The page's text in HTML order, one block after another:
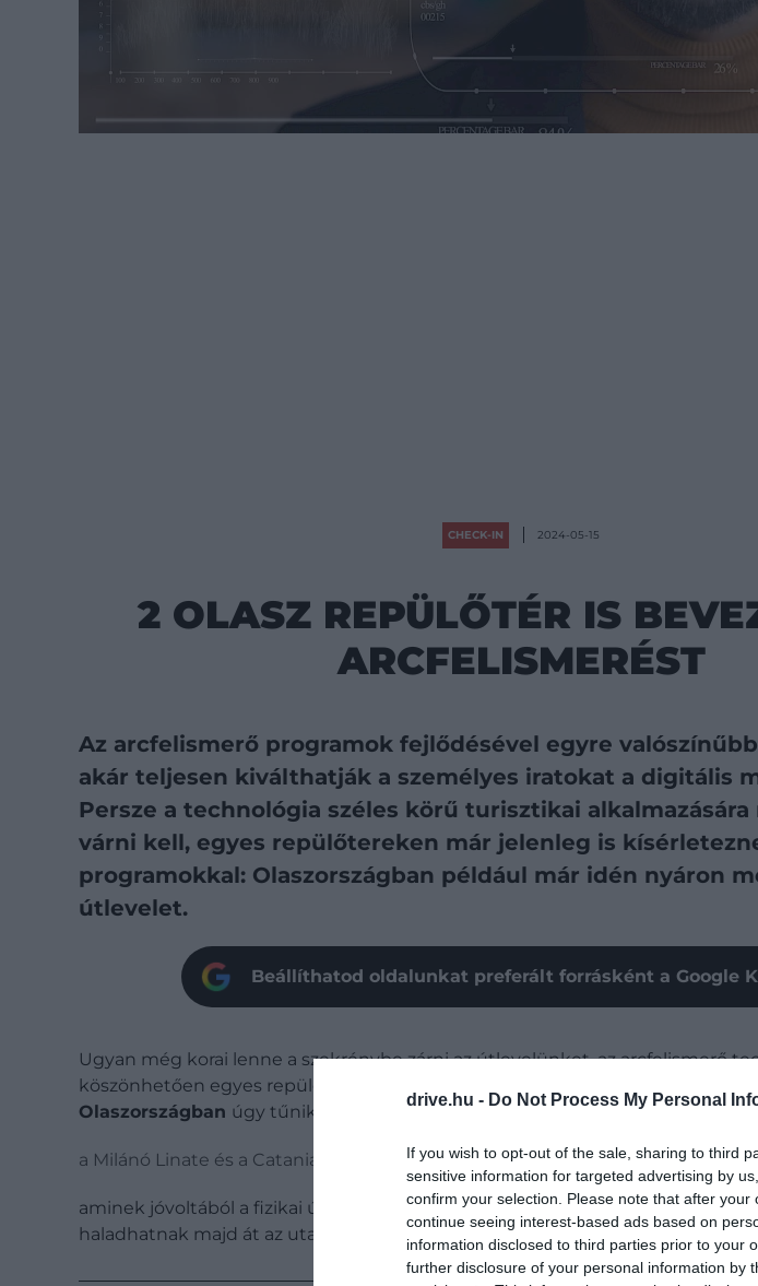
drive.hu - Do Not Process My Personal
If you wish to opt-out of the sale, sharing to third
sensitive information for targeted advertising by
confirm your selection. Please note that after
continue seeing interest-based ads based on
information disclosed to third parties prior to your
further disclosure of your personal information by
CHECK-IN 2024-05-15
2 OLASZ REPÜLŐTÉR IS
ARCFELISMERÉST
Az arcfelismerő programok fejlődésével egyre
akár teljesen kiválthatják a személyes iratokat a digitális
Persze a technológia széles körű turisztikai
várni kell, egyes repülőtereken már jelenleg is
programokkal: Olaszországban például már idén nyáron
útlevelet.
Beállíthatod oldalunkat preferált forrásként a Google
Ugyan még korai lenne a szekrénybe zárni az útlevelünket, az arcfelismerő
köszönhetően egyes repülőtereken már nem feltétlenül kell az analóg
Olaszországban úgy tűnik, hogy már 2024 nyarán is kipróbálhatjuk a
a Milánó Linate és a Catania repülőtereken már tesztelik a FaceBoarding
aminek jóvoltából a fizikai útlevél, a személyi igazolvány, illetve a
haladhatnak majd át az utazók a repülőtéri ellenőrzési pontokon.